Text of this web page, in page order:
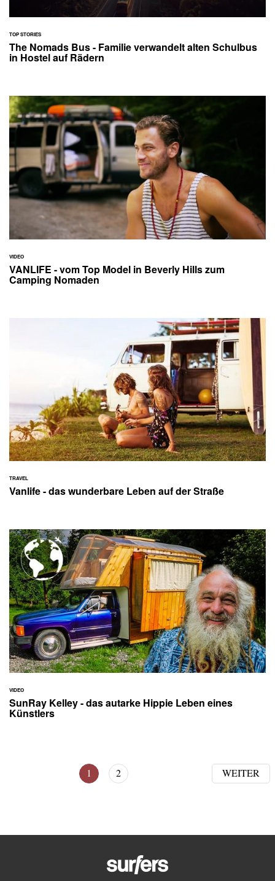
TOP STORIES
The Nomads Bus - Familie verwandelt alten Schulbus
in Hostel auf Rädern
VIDEO
VANLIFE - vom Top Model in Beverly Hills zum
Camping Nomaden
TRAVEL
Vanlife - das wunderbare Leben auf der Straße
VIDEO
SunRay Kelley - das autarke Hippie Leben eines
Künstlers
1 2 WEITER